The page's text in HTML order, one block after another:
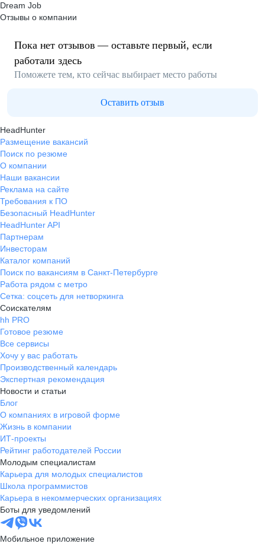
Dream Job
Отзывы о компании
Пока нет отзывов — оставьте первый, если
работали здесь
Поможете тем, кто сейчас выбирает место работы
Оставить отзыв
HeadHunter
Размещение вакансий
Поиск по резюме
О компании
Наши вакансии
Реклама на сайте
Требования к ПО
Безопасный HeadHunter
HeadHunter API
Партнерам
Инвесторам
Каталог компаний
Поиск по вакансиям в Санкт-Петербурге
Работа рядом с метро
Сетка: соцсеть для нетворкинга
Соискателям
hh PRO
Готовое резюме
Все сервисы
Хочу у вас работать
Производственный календарь
Экспертная рекомендация
Новости и статьи
Блог
О компаниях в игровой форме
Жизнь в компании
ИТ-проекты
Рейтинг работодателей России
Молодым специалистам
Карьера для молодых специалистов
Школа программистов
Карьера в некоммерческих организациях
Боты для уведомлений
Мобильное приложение